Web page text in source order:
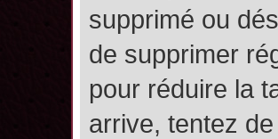
supprimé ou
de supprimer
pour réduire la
arrive, tentez